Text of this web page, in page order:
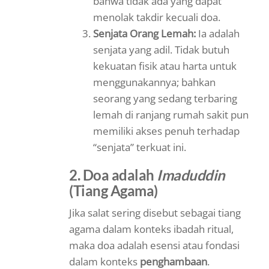
menolak takdir kecuali doa.
Senjata Orang Lemah: Ia adalah
senjata yang adil. Tidak butuh
kekuatan fisik atau harta untuk
menggunakannya; bahkan
seorang yang sedang terbaring
lemah di ranjang rumah sakit pun
memiliki akses penuh terhadap
“senjata” terkuat ini.
2. Doa adalah Imaduddin
(Tiang Agama)
Jika salat sering disebut sebagai tiang
agama dalam konteks ibadah ritual,
maka doa adalah esensi atau fondasi
dalam konteks penghambaan.